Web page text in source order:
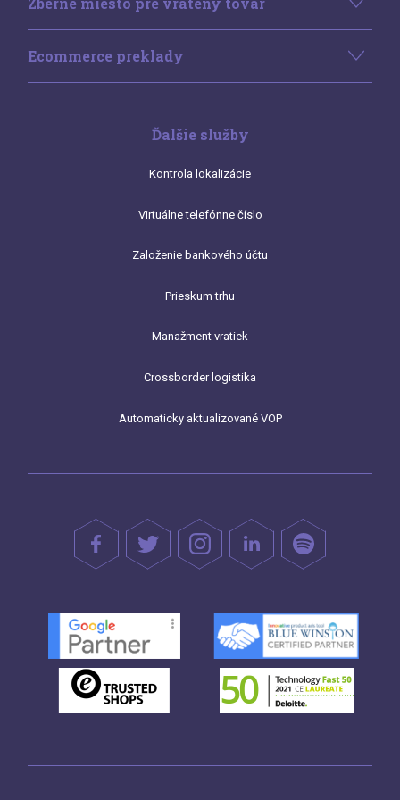
Ecommerce preklady
Ďalšie služby
Kontrola lokalizácie
Virtuálne telefónne číslo
Založenie bankového účtu
Prieskum trhu
Manažment vratiek
Crossborder logistika
Automaticky aktualizované VOP